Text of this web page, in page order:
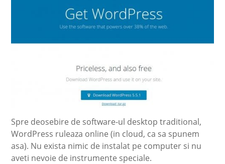
Spre deosebire de software-ul desktop traditional,
WordPress ruleaza online (in cloud, ca sa spunem
asa). Nu exista nimic de instalat pe computer si nu
aveti nevoie de instrumente speciale.